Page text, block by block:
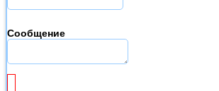
Сообщение